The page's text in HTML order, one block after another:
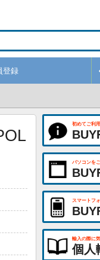
登録
初めてご利
パソコンを
スマートフ
輸入の際に
個人